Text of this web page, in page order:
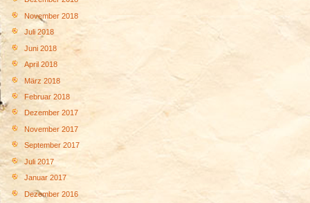
November 2018
Juli 2018
Juni 2018
April 2018
März 2018
Februar 2018
Dezember 2017
November 2017
September 2017
Juli 2017
Januar 2017
Dezember 2016